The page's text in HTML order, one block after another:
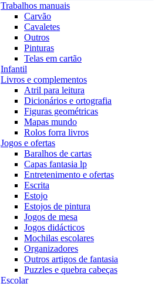
Trabalhos manuais
Carvão
Cavaletes
Outros
Pinturas
Telas em cartão
Infantil
Livros e complementos
Atril para leitura
Dicionários e ortografia
Figuras geométricas
Mapas mundo
Rolos forra livros
Jogos e ofertas
Baralhos de cartas
Capas fantasia lp
Entretenimento e ofertas
Escrita
Estojo
Estojos de pintura
Jogos de mesa
Jogos didácticos
Mochilas escolares
Organizadores
Outros artigos de fantasia
Puzzles e quebra cabeças
Escolar